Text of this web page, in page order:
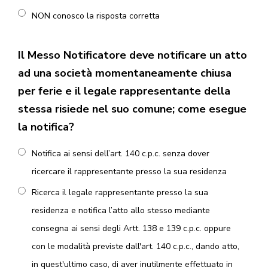
NON conosco la risposta corretta
Il Messo Notificatore deve notificare un atto
ad una società momentaneamente chiusa
per ferie e il legale rappresentante della
stessa risiede nel suo comune; come esegue
la notifica?
Notifica ai sensi dell’art. 140 c.p.c. senza dover
ricercare il rappresentante presso la sua residenza
Ricerca il legale rappresentante presso la sua
residenza e notifica l’atto allo stesso mediante
consegna ai sensi degli Artt. 138 e 139 c.p.c. oppure
con le modalità previste dall'art. 140 c.p.c., dando atto,
in quest'ultimo caso, di aver inutilmente effettuato in